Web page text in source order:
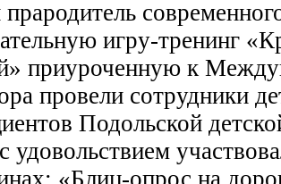
игру-тренинг
приуроченную к
провели сотрудники
Подольской
удовольствием
«Блиц-опрос на